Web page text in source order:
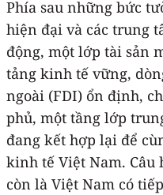
Phía sau những bức
hiện đại và các trung
động, một lớp tài sản
tảng kinh tế vững,
ngoài (FDI) ổn định,
phủ, một tầng lớp
đang kết hợp lại để
kinh tế Việt Nam.
còn là Việt Nam có